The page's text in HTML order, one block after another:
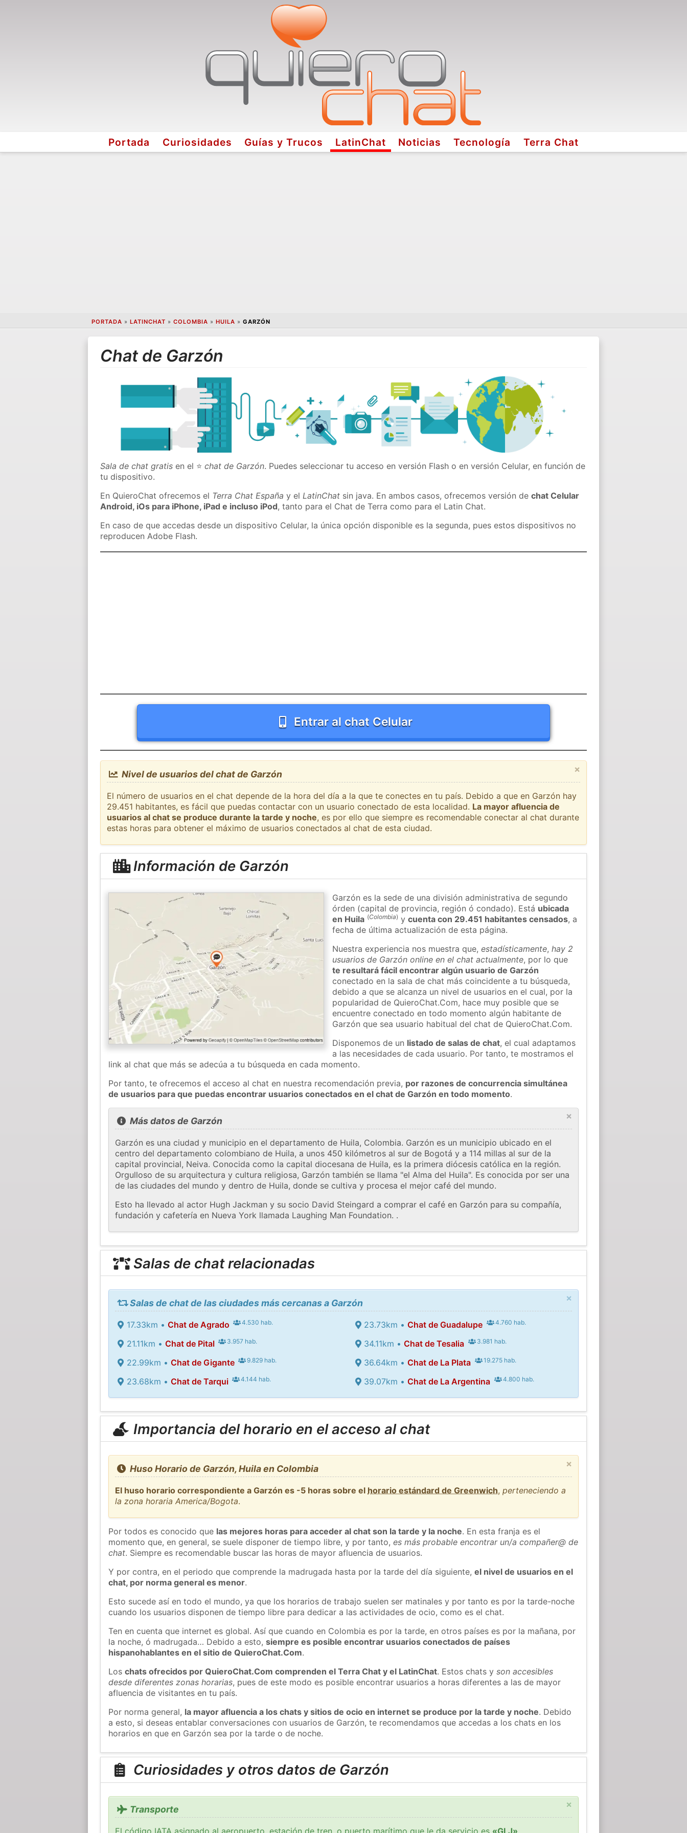
Portada Curiosidades Guías y Trucos LatinChat Noticias Tecnología Terra Chat
PORTADA » LATINCHAT » COLOMBIA » HUILA » GARZÓN
Chat de Garzón
Sala de chat gratis en el ⭐chat de Garzón. Puedes seleccionar tu acceso en versión Flash o en versión Celular, en función de
tu dispositivo.
En QuieroChat ofrecemos el Terra Chat España y elLatinChat sin java. En ambos casos, ofrecemos versión dechat Celular
Android, iOs para iPhone, iPad e incluso iPod, tanto para el Chat de Terra como para el Latin Chat.
En caso de que accedas desde un dispositivo Celular, la única opción disponible es la segunda, pues estos dispositivos no
reproducen Adobe Flash.
Entrar al chat Celular
×
Nivel de usuarios del chat de Garzón
El número de usuarios en el chat depende de la hora del día a la que te conectes en tu país. Debido a que en Garzón hay
29.451 habitantes, es fácil que puedas contactar con un usuario conectado de esta localidad. La mayor afluencia de
usuarios al chat se produce durante la tarde y noche, es por ello que siempre es recomendable conectar al chat durante
estas horas para obtener el máximo de usuarios conectados al chat de esta ciudad.
Información de Garzón
Garzón es la sede de una división administrativa de segundo
órden (capital de provincia, región ó condado). Está ubicada
en Huila (Colombia) ycuenta con 29.451 habitantes censados, a
fecha de última actualización de esta página.
Nuestra experiencia nos muestra que,estadísticamente,hay 2
usuarios de Garzón online en el chat actualmente, por lo que
te resultará fácil encontrar algún usuario de Garzón
conectado en la sala de chat más coincidente a tu búsqueda,
debido a que se alcanza un nivel de usuarios en el cual, por la
popularidad de QuieroChat.Com, hace muy posible que se
encuentre conectado en todo momento algún habitante de
Garzón que sea usuario habitual del chat de QuieroChat.Com.
Disponemos de un listado de salas de chat, el cual adaptamos
a las necesidades de cada usuario. Por tanto, te mostramos el
link al chat que más se adecúa a tu búsqueda en cada momento.
Por tanto, te ofrecemos el acceso al chat en nuestra recomendación previa, por razones de concurrencia simultánea
de usuarios para que puedas encontrar usuarios conectados en el chat de Garzón en todo momento.
×
Más datos de Garzón
Garzón es una ciudad y municipio en el departamento de Huila, Colombia. Garzón es un municipio ubicado en el
centro del departamento colombiano de Huila, a unos 450 kilómetros al sur de Bogotá y a 114 millas al sur de la
capital provincial, Neiva. Conocida como la capital diocesana de Huila, es la primera diócesis católica en la región.
Orgulloso de su arquitectura y cultura religiosa, Garzón también se llama "el Alma del Huila". Es conocida por ser una
de las ciudades del mundo y dentro de Huila, donde se cultiva y procesa el mejor café del mundo.
Esto ha llevado al actor Hugh Jackman y su socio David Steingard a comprar el café en Garzón para su compañía,
fundación y cafetería en Nueva York llamada Laughing Man Foundation. .
Salas de chat relacionadas
×
Salas de chat de las ciudades más cercanas a Garzón
17.33km • Chat de Agrado 4.530 hab.
21.11km • Chat de Pital 3.957 hab.
22.99km • Chat de Gigante 9.829 hab.
23.68km • Chat de Tarqui 4.144 hab.
23.73km •Chat de Guadalupe 4.760 hab.
34.11km •Chat de Tesalia 3.981 hab.
36.64km •Chat de La Plata 19.275 hab.
39.07km •Chat de La Argentina 4.800 hab.
Importancia del horario en el acceso al chat
×
Huso Horario de Garzón, Huila en Colombia
El huso horario correspondiente a Garzón es -5 horas sobre el horario estándard de Greenwich,perteneciendo a
la zona horaria America/Bogota.
Por todos es conocido que las mejores horas para acceder al chat son la tarde y la noche. En esta franja es el
momento que, en general, se suele disponer de tiempo libre, y por tanto,es más probable encontrar un/a compañer@ de
chat. Siempre es recomendable buscar las horas de mayor afluencia de usuarios.
Y por contra, en el periodo que comprende la madrugada hasta por la tarde del día siguiente,el nivel de usuarios en el
chat, por norma general es menor.
Esto sucede así en todo el mundo, ya que los horarios de trabajo suelen ser matinales y por tanto es por la tarde-noche
cuando los usuarios disponen de tiempo libre para dedicar a las actividades de ocio, como es el chat.
Ten en cuenta que internet es global. Así que cuando en Colombia es por la tarde, en otros países es por la mañana, por
la noche, ó madrugada… Debido a esto,siempre es posible encontrar usuarios conectados de países
hispanohablantes en el sitio de QuieroChat.Com.
Loschats ofrecidos por QuieroChat.Com comprenden el Terra Chat y el LatinChat. Estos chats yson accesibles
desde diferentes zonas horarias, pues de este modo es posible encontrar usuarios a horas diferentes a las de mayor
afluencia de visitantes en tu país.
Por norma general, la mayor afluencia a los chats y sitios de ocio en internet se produce por la tarde y noche. Debido
a esto, si deseas entablar conversaciones con usuarios de Garzón, te recomendamos que accedas a los chats en los
horarios en que en Garzón sea por la tarde o de noche.
Curiosidades y otros datos de Garzón
×
Transporte